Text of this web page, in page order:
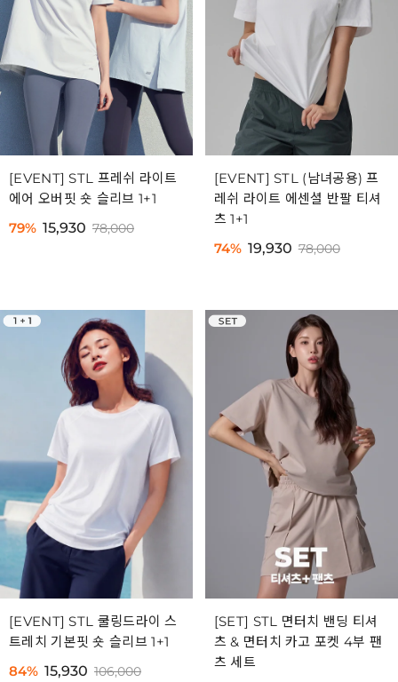
[EVENT] STL 프레쉬 라이트
에어 오버핏 숏 슬리브 1+1
79% 15,930 78,000
[EVENT] STL (남녀공용) 프
레쉬 라이트 에센셜 반팔 티셔
츠 1+1
74% 19,930 78,000
[EVENT] STL 쿨링드라이 스
트레치 기본핏 숏 슬리브 1+1
84% 15,930 106,000
[SET] STL 면터치 밴딩 티셔
츠 & 면터치 카고 포켓 4부 팬
츠 세트